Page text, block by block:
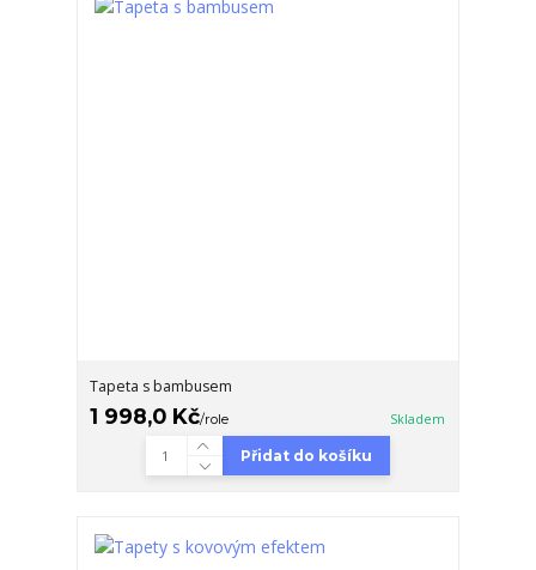
Tapeta s bambusem
1 998,0 Kč/role Skladem
Přidat do košíku